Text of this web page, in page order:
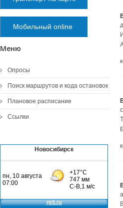
Мобильный online
Меню
Опросы
Поиск маршрутов и кода остановок
Плановое расписание
Ссылки
Новосибирск